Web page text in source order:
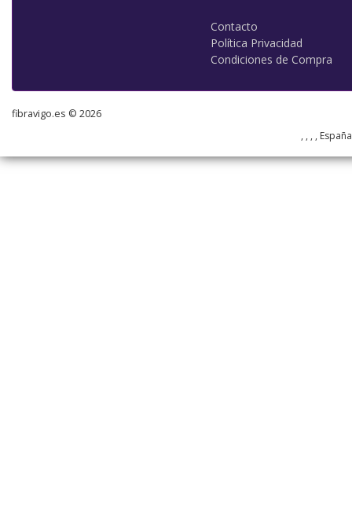
Contacto
Política Privacidad
Condiciones de Compra
fibravigo.es © 2026
, , , ,